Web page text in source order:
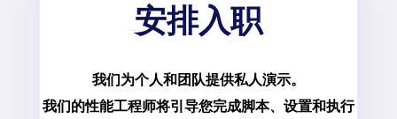
安排入职
我们为个人和团队提供私人演示。
我们的性能工程师将引导您完成脚本、设置和执行